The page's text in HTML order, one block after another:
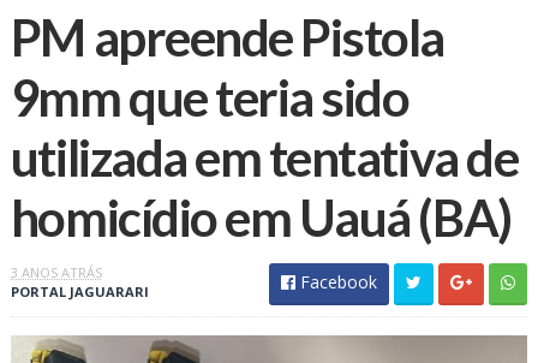
PM apreende Pistola
9mm que teria sido
utilizada em tentativa de
homicídio em Uauá (BA)
3 ANOS ATRÁS
PORTAL JAGUARARI
Facebook